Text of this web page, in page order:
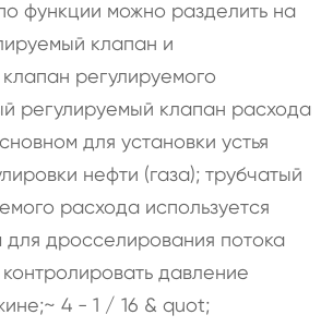
функции можно разделить на
клапан и
регулируемого
регулируемый клапан расхода
для установки устья
нефти (газа); трубчатый
расхода используется
для дросселирования потока
давление
4 - 1 / 16 & quot;